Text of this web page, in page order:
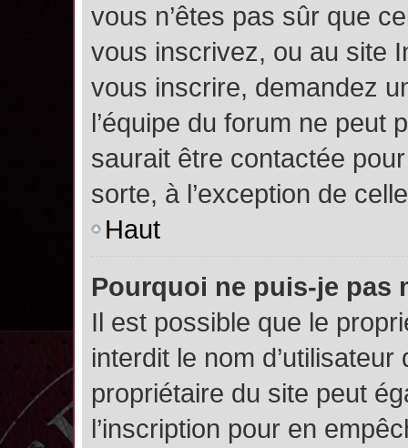
vous n’êtes pas sûr que
vous inscrivez, ou au site
vous inscrire, demandez
l’équipe du forum ne peut
saurait être contactée
sorte, à l’exception de
Haut
Pourquoi ne puis-je pas
Il est possible que le
interdit le nom
propriétaire du site peut
l’inscription pour en